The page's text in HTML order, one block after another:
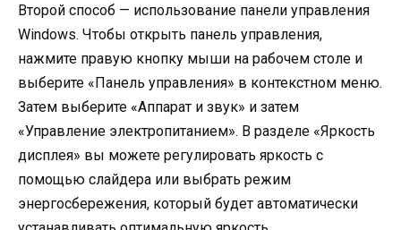
Второй способ — использование панели управления
Windows. Чтобы открыть панель управления,
нажмите правую кнопку мыши на рабочем столе и
выберите «Панель управления» в контекстном меню.
Затем выберите «Аппарат и звук» и затем
«Управление электропитанием». В разделе «Яркость
дисплея» вы можете регулировать яркость с
помощью слайдера или выбрать режим
энергосбережения, который будет автоматически